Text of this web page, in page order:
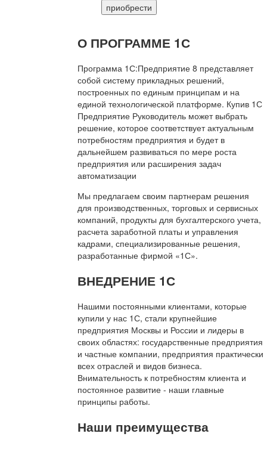
приобрести
О ПРОГРАММЕ 1С
Программа 1С:Предприятие 8 представляет
собой систему прикладных решений,
построенных по единым принципам и на
единой технологической платформе. Купив 1С
Предприятие Руководитель может выбрать
решение, которое соответствует актуальным
потребностям предприятия и будет в
дальнейшем развиваться по мере роста
предприятия или расширения задач
автоматизации
Мы предлагаем своим партнерам решения
для производственных, торговых и сервисных
компаний, продукты для бухгалтерского учета,
расчета заработной платы и управления
кадрами, специализированные решения,
разработанные фирмой «1С».
ВНЕДРЕНИЕ 1С
Нашими постоянными клиентами, которые
купили у нас 1С, стали крупнейшие
предприятия Москвы и России и лидеры в
своих областях: государственные предприятия
и частные компании, предприятия практически
всех отраслей и видов бизнеса.
Внимательность к потребностям клиента и
постоянное развитие - наши главные
принципы работы.
Наши преимущества